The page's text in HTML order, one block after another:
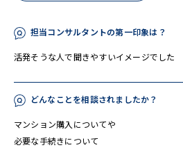
担当コンサルタントの第一印象は？
活発そうな人で聞きやすいイメージでした
どんなことを相談されましたか？
マンション購入についてや
必要な手続きについて